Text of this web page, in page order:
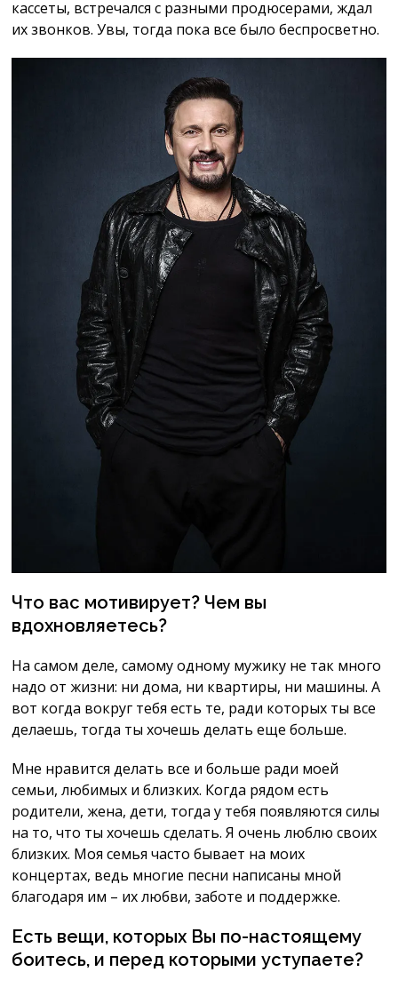
кассеты, встречался с разными продюсерами, ждал
их звонков. Увы, тогда пока все было беспросветно.
Что вас мотивирует? Чем вы
вдохновляетесь?
На самом деле, самому одному мужику не так много
надо от жизни: ни дома, ни квартиры, ни машины. А
вот когда вокруг тебя есть те, ради которых ты все
делаешь, тогда ты хочешь делать еще больше.
Мне нравится делать все и больше ради моей
семьи, любимых и близких. Когда рядом есть
родители, жена, дети, тогда у тебя появляются силы
на то, что ты хочешь сделать. Я очень люблю своих
близких. Моя семья часто бывает на моих
концертах, ведь многие песни написаны мной
благодаря им – их любви, заботе и поддержке.
Есть вещи, которых Вы по-настоящему
боитесь, и перед которыми уступаете?